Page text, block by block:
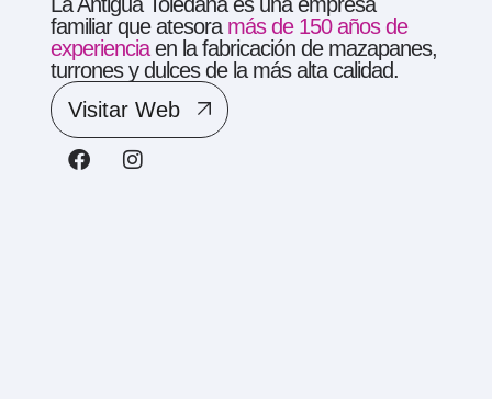
Visitar Web
familiar que atesora más de 150 años de
experienciaen la fabricación de mazapanes,
turrones y dulces de la más alta calidad.